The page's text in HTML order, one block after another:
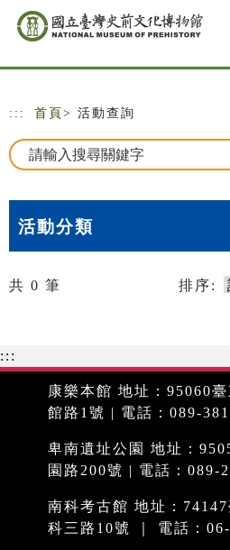
跳到主要內容
網站導覽
::: 首頁 > 活動查詢
活動分類
共 0 筆 排序:
:::
康樂本館 地址：95060
館路1號 | 電話：089-
卑南遺址公園 地址：
園路200號 | 電話：089-
南科考古館 地址：
科三路10號 ｜ 電話：